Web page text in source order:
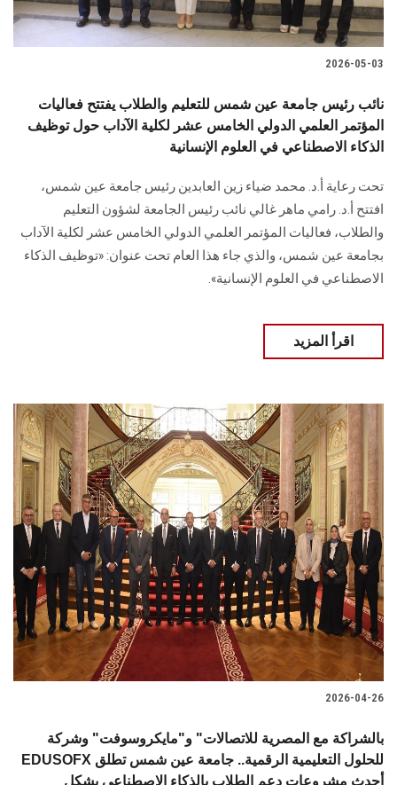
2026-05-03
نائب رئيس جامعة عين شمس للتعليم والطلاب يفتتح فعاليات
المؤتمر العلمي الدولي الخامس عشر لكلية الآداب حول توظيف
الذكاء الاصطناعي في العلوم الإنسانية
تحت رعاية أ.د. محمد ضياء زين العابدين رئيس جامعة عين شمس،
افتتح أ.د. رامي ماهر غالي نائب رئيس الجامعة لشؤون التعليم
والطلاب، فعاليات المؤتمر العلمي الدولي الخامس عشر لكلية الآداب
بجامعة عين شمس، والذي جاء هذا العام تحت عنوان: «توظيف الذكاء
الاصطناعي في العلوم الإنسانية».
اقرأ المزيد
2026-04-26
بالشراكة مع المصرية للاتصالات" و"مايكروسوفت" وشركة
EDUSOFX للحلول التعليمية الرقمية.. جامعة عين شمس تطلق
أحدث مشروعات دعم الطلاب بالذكاء الاصطناعي بشكل